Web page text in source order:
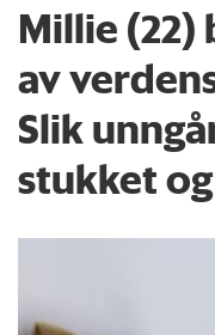
Millie (22)
av
Slik
stukket